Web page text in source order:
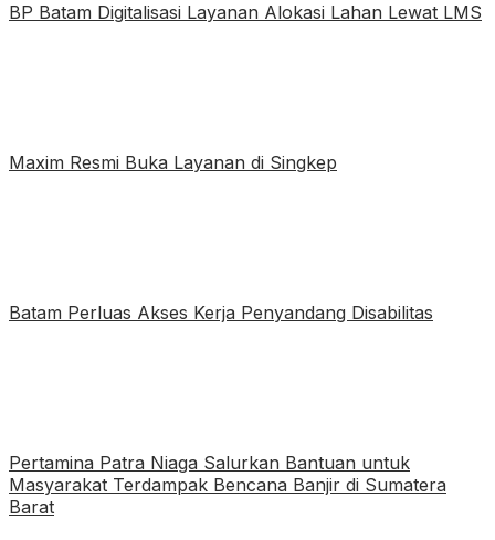
BP Batam Digitalisasi Layanan Alokasi Lahan Lewat LMS
Maxim Resmi Buka Layanan di Singkep
Batam Perluas Akses Kerja Penyandang Disabilitas
Pertamina Patra Niaga Salurkan Bantuan untuk
Masyarakat Terdampak Bencana Banjir di Sumatera
Barat